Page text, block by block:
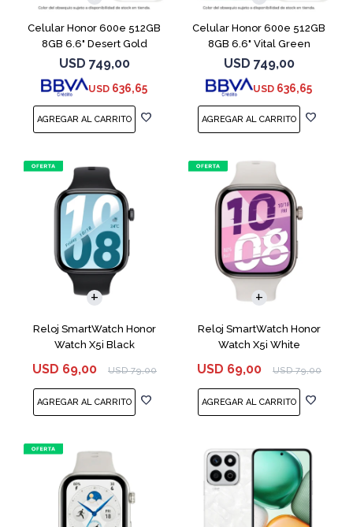
Celular Honor 600e 512GB
8GB 6.6" Desert Gold
USD 749,00
USD 636,65
Celular Honor 600e 512GB
8GB 6.6" Vital Green
USD 749,00
USD 636,65
Reloj SmartWatch Honor
Watch X5i Black
USD 69,00 USD 79,00
Reloj SmartWatch Honor
Watch X5i White
USD 69,00 USD 79,00